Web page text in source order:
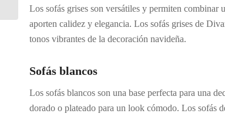
Los sofás grises son versátiles y permiten combinar
aporten calidez y elegancia. Los sofás grises de
tonos vibrantes de la decoración navideña.
Sofás blancos
Los sofás blancos son una base perfecta para una
dorado o plateado para un look cómodo. Los sofás
Navidad